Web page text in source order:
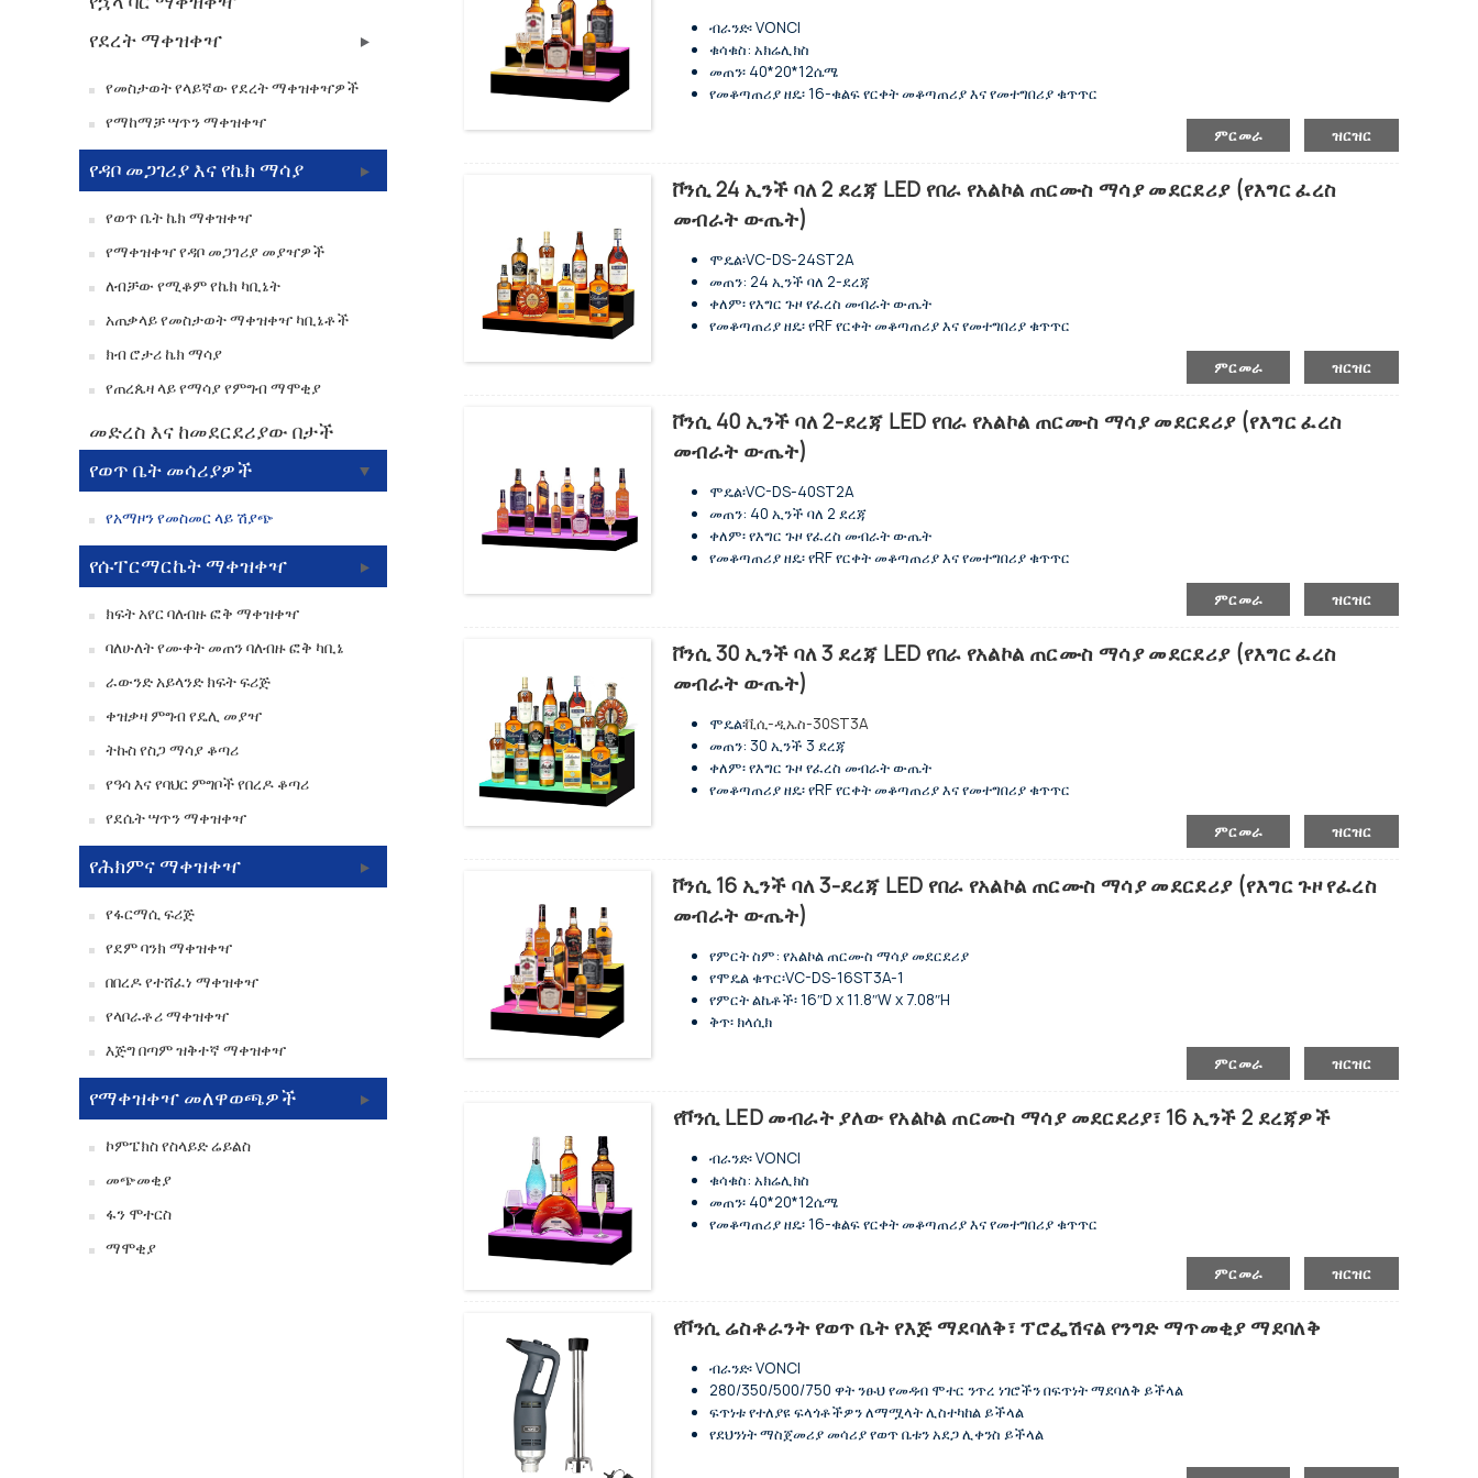
የደረት ማቀዝቀዣ
የመስታወት የላይኛው የደረት ማቀዝቀዣዎች
የማከማቻ ሣጥን ማቀዝቀዣ
የዳቦ መጋገሪያ እና የኬክ ማሳያ
የወጥ ቤት ኬክ ማቀዝቀዣ
የማቀዝቀዣ የዳቦ መጋገሪያ መያዣዎች
ለብቻው የሚቆም የኬክ ካቢኔት
አጠቃላይ የመስታወት ማቀዝቀዣ ካቢኔቶች
ክብ ሮታሪ ኬክ ማሳያ
የጠረጴዛ ላይ የማሳያ የምግብ ማሞቂያ
መድረስ እና ከመደርደሪያው በታች
የወጥ ቤት መሳሪያዎች
የአማዞን የመስመር ላይ ሽያጭ
የሱፐርማርኬት ማቀዝቀዣ
ክፍት አየር ባለብዙ ፎቅ ማቀዝቀዣ
ባለሁለት የሙቀት መጠን ባለብዙ ፎቅ ካቢኔ
ራውንድ አይላንድ ክፍት ፍሪጅ
ቀዝቃዛ ምግብ የዴሊ መያዣ
ትኩስ የስጋ ማሳያ ቆጣሪ
የዓሳ እና የባህር ምግቦች የበረዶ ቆጣሪ
የደሴት ሣጥን ማቀዝቀዣ
የሕክምና ማቀዝቀዣ
የፋርማሲ ፍሪጅ
የደም ባንክ ማቀዝቀዣ
በበረዶ የተሸፈነ ማቀዝቀዣ
የላቦራቶሪ ማቀዝቀዣ
እጅግ በጣም ዝቅተኛ ማቀዝቀዣ
የማቀዝቀዣ መለዋወጫዎች
ኮምፔክስ የስላይድ ሬይልስ
መጭመቂያ
ፋን ሞተርስ
ማሞቂያ
የምርት ዓመት፡ 2025
የቡና ግብዓት አይነት፡ መሬት
የኃይል ምንጭ፡ ኤሲ
አሲን：B0FP48JCJB
ብራንድ፡ VONCI
ቁሳቁስ: አክሬሊክስ
መጠን፡ 40*20*12ሴሜ
የመቆጣጠሪያ ዘዴ፡ 16-ቁልፍ የርቀት መቆጣጠሪያ እና የመተግበሪያ ቁጥጥር
ከ100 ቮልት እስከ 240 ቮልት ሰፊ ቮልቴጅ ይሰኩ እና የርቀት መቆጣጠሪያውን በመጠቀም በቀላሉ ያጫውቱ
ባለ ሁለት ደረጃ መብራት ያለው ማቆሚያ በእያንዳንዱ ደረጃ ከ4-5 ጠርሙሶችን ይይዛል
ምርመራ ዝርዝር
ቮንሲ 24 ኢንች ባለ 2 ደረጃ LED የበራ የአልኮል ጠርሙስ ማሳያ መደርደሪያ (የእግር ፈረስ
መብራት ውጤት)
ሞዴል፡VC-DS-24ST2A
መጠን: 24 ኢንች ባለ 2-ደረጃ
ቀለም፡ የእግር ጉዞ የፈረስ መብራት ውጤት
የመቆጣጠሪያ ዘዴ፡ የRF የርቀት መቆጣጠሪያ እና የመተግበሪያ ቁጥጥር
ምርመራ ዝርዝር
ቮንሲ 40 ኢንች ባለ 2-ደረጃ LED የበራ የአልኮል ጠርሙስ ማሳያ መደርደሪያ (የእግር ፈረስ
መብራት ውጤት)
ሞዴል፡VC-DS-40ST2A
መጠን: 40 ኢንች ባለ 2 ደረጃ
ቀለም፡ የእግር ጉዞ የፈረስ መብራት ውጤት
የመቆጣጠሪያ ዘዴ፡ የRF የርቀት መቆጣጠሪያ እና የመተግበሪያ ቁጥጥር
ምርመራ ዝርዝር
ቮንሲ 30 ኢንች ባለ 3 ደረጃ LED የበራ የአልኮል ጠርሙስ ማሳያ መደርደሪያ (የእግር ፈረስ
መብራት ውጤት)
ሞዴል፡ቪሲ-ዲኤስ-30ST3A
መጠን: 30 ኢንች 3 ደረጃ
ቀለም፡ የእግር ጉዞ የፈረስ መብራት ውጤት
የመቆጣጠሪያ ዘዴ፡ የRF የርቀት መቆጣጠሪያ እና የመተግበሪያ ቁጥጥር
ምርመራ ዝርዝር
ቮንሲ 16 ኢንች ባለ 3-ደረጃ LED የበራ የአልኮል ጠርሙስ ማሳያ መደርደሪያ (የእግር ጉዞ የፈረስ
መብራት ውጤት)
የምርት ስም: የአልኮል ጠርሙስ ማሳያ መደርደሪያ
የሞዴል ቁጥር፡VC-DS-16ST3A-1
የምርት ልኬቶች፡ 16″D x 11.8″W x 7.08″H
ቅጥ፡ ክላሲክ
ክብደት፡ 5.8 ፓውንድ
የትውልድ አገር: ቻይና
ምርመራ ዝርዝር
የቮንሲ LED መብራት ያለው የአልኮል ጠርሙስ ማሳያ መደርደሪያ፣ 16 ኢንች 2 ደረጃዎች
ብራንድ፡ VONCI
ቁሳቁስ: አክሬሊክስ
መጠን፡ 40*20*12ሴሜ
የመቆጣጠሪያ ዘዴ፡ 16-ቁልፍ የርቀት መቆጣጠሪያ እና የመተግበሪያ ቁጥጥር
ባለ ሁለት ደረጃ መብራት ያለው ማቆሚያ በእያንዳንዱ ደረጃ ከ4-5 ጠርሙሶችን ይይዛል
ምርመራ ዝርዝር
የቮንሲ ሬስቶራንት የወጥ ቤት የእጅ ማደባለቅ፣ ፕሮፌሽናል የንግድ ማጥመቂያ ማደባለቅ
ብራንድ፡ VONCI
280/350/500/750 ዋት ንፁህ የመዳብ ሞተር ንጥረ ነገሮችን በፍጥነት ማደባለቅ ይችላል
ፍጥነቱ የተለያዩ ፍላጎቶችዎን ለማሟላት ሊስተካከል ይችላል
የደህንነት ማስጀመሪያ መሳሪያ የወጥ ቤቱን አደጋ ሊቀንስ ይችላል